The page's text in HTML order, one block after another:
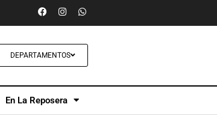
DEPARTAMENTOS
En La Reposera